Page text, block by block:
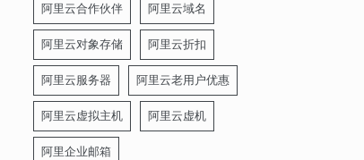
阿里云合作伙伴 阿里云域名
阿里云对象存储 阿里云折扣
阿里云服务器 阿里云老用户优惠
阿里云虚拟主机 阿里云虚机
阿里企业邮箱